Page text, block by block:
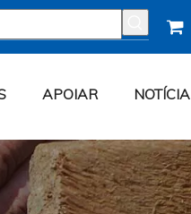

APOIAR NOTÍCIA